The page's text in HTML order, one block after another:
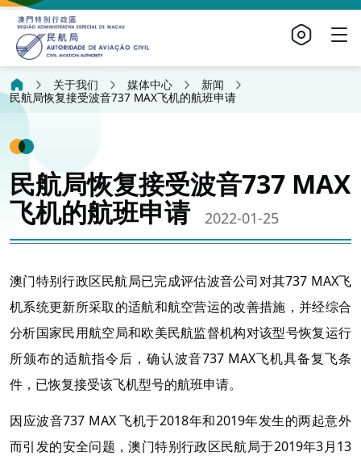
关于我们 媒体中心
新闻
民航局恢复接受波音737 MAX飞机的航班申请
民航局恢复接受波音737 MAX
飞机的航班申请
2022-01-25
澳门特别行政区民航局已完成评估波音公司对其737 MAX飞
机系统更新所采取的适航和航空营运的改善措施，并经综合
分析国家民用航空局和欧美民航监督机构对该型号恢复运行
所颁布的适航指令后，确认波音737 MAX飞机具备复飞条
件，已恢复接受该飞机型号的航班申请。
因应波音737 MAX 飞机于2018年和2019年发生的两起意外
而引发的安全问题，澳门特别行政区民航局于2019年3月13